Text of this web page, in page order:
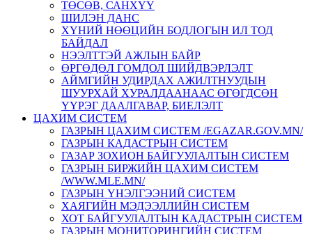
ТӨСӨВ, САНХҮҮ
ШИЛЭН ДАНС
ХҮНИЙ НӨӨЦИЙН БОДЛОГЫН ИЛ ТОД
БАЙДАЛ
НЭЭЛТТЭЙ АЖЛЫН БАЙР
ӨРГӨДӨЛ ГОМДОЛ ШИЙДВЭРЛЭЛТ
АЙМГИЙН УДИРДАХ АЖИЛТНУУДЫН
ШУУРХАЙ ХУРАЛДААНААС ӨГӨГДСӨН
ҮҮРЭГ ДААЛГАВАР, БИЕЛЭЛТ
ЦАХИМ СИСТЕМ
ГАЗРЫН ЦАХИМ СИСТЕМ /EGAZAR.GOV.MN/
ГАЗРЫН КАДАСТРЫН СИСТЕМ
ГАЗАР ЗОХИОН БАЙГУУЛАЛТЫН СИСТЕМ
ГАЗРЫН БИРЖИЙН ЦАХИМ СИСТЕМ
/WWW.MLE.MN/
ГАЗРЫН ҮНЭЛГЭЭНИЙ СИСТЕМ
ХАЯГИЙН МЭДЭЭЛЛИЙН СИСТЕМ
ХОТ БАЙГУУЛАЛТЫН КАДАСТРЫН СИСТЕМ
ГАЗРЫН МОНИТОРИНГИЙН СИСТЕМ